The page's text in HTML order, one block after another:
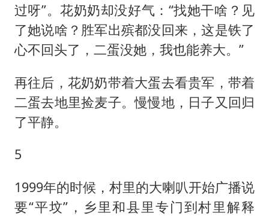
过呀”。花奶奶却没好气：“找她干啥？见
了她说啥？胜军出殡都没回来，这是铁了
心不回头了，二蛋没她，我也能养大。”
再往后，花奶奶带着大蛋去看贵军，带着
二蛋去地里捡麦子。慢慢地，日子又回归
了平静。
5
1999年的时候，村里的大喇叭开始广播说
要“平坟”，乡里和县里专门到村里解释